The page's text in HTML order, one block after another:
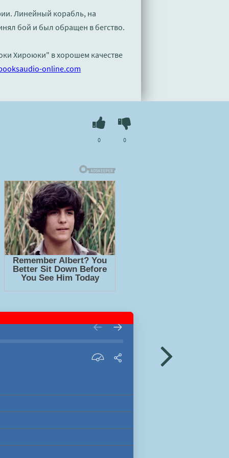
Линейный корабль, на
бой и был обращен в бегство.
Хироюки" в хорошем качестве
online.com
0 0